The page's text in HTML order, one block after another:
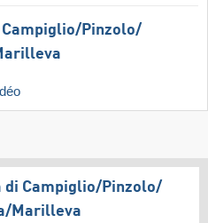
Campiglio/​Pinzolo/​
di Campiglio/​Pinzolo/​
​Marilleva